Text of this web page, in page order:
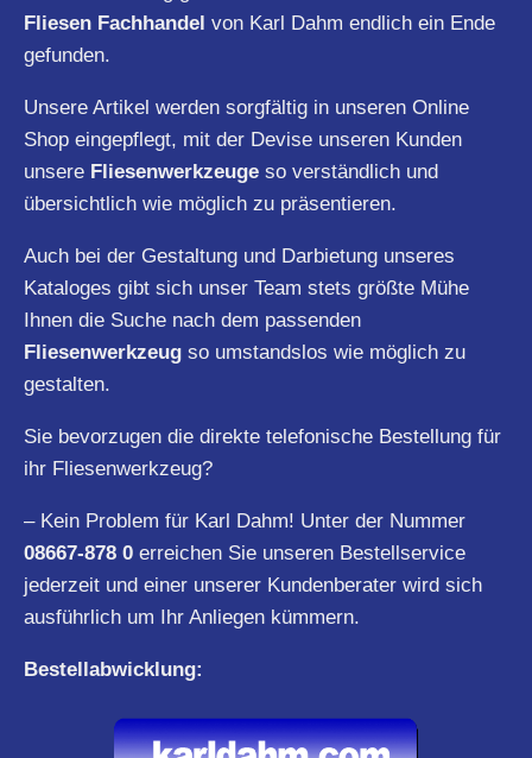
Fliesen Fachhandel von Karl Dahm endlich ein Ende
gefunden.
Unsere Artikel werden sorgfältig in unseren Online
Shop eingepflegt, mit der Devise unseren Kunden
unsere Fliesenwerkzeuge so verständlich und
übersichtlich wie möglich zu präsentieren.
Auch bei der Gestaltung und Darbietung unseres
Kataloges gibt sich unser Team stets größte Mühe
Ihnen die Suche nach dem passenden
Fliesenwerkzeug so umstandslos wie möglich zu
gestalten.
Sie bevorzugen die direkte telefonische Bestellung für
ihr Fliesenwerkzeug?
– Kein Problem für Karl Dahm! Unter der Nummer
08667-878 0 erreichen Sie unseren Bestellservice
jederzeit und einer unserer Kundenberater wird sich
ausführlich um Ihr Anliegen kümmern.
Bestellabwicklung: